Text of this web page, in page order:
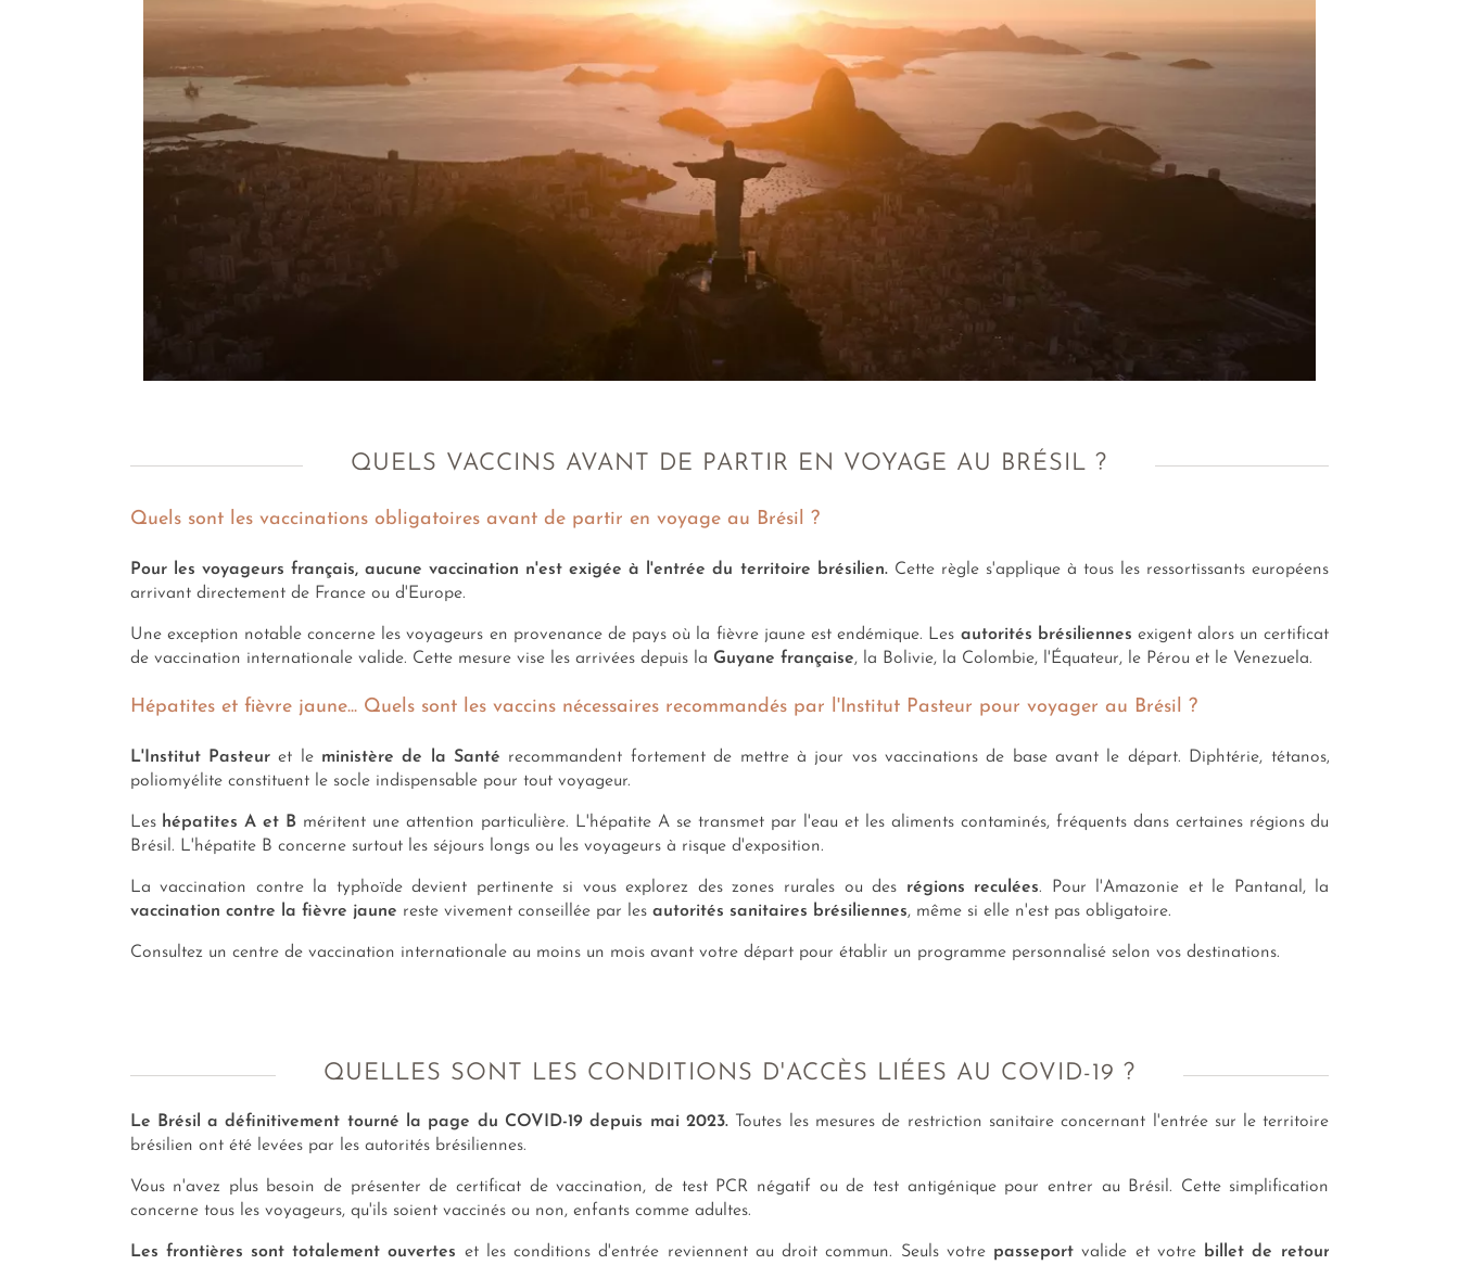
QUELS VACCINS AVANT DE PARTIR EN VOYAGE AU BRÉSIL ?
Quels sont les vaccinations obligatoires avant de partir en voyage au Brésil ?
Pour les voyageurs français, aucune vaccination n'est exigée à l'entrée du territoire brésilien.Cette règle s'applique à tous les ressortissants européens
arrivant directement de France ou d'Europe.
Une exception notable concerne les voyageurs en provenance de pays où la fièvre jaune est endémique. Les autorités brésiliennes exigent alors un certificat
de vaccination internationale valide. Cette mesure vise les arrivées depuis la Guyane française, la Bolivie, la Colombie, l'Équateur, le Pérou et le Venezuela.
Hépatites et fièvre jaune... Quels sont les vaccins nécessaires recommandés par l'Institut Pasteur pour voyager au Brésil ?
L'Institut Pasteuret le ministère de la Santé recommandent fortement de mettre à jour vos vaccinations de base avant le départ. Diphtérie, tétanos,
poliomyélite constituent le socle indispensable pour tout voyageur.
Les hépatites A et B méritent une attention particulière. L'hépatite A se transmet par l'eau et les aliments contaminés, fréquents dans certaines régions du
Brésil. L'hépatite B concerne surtout les séjours longs ou les voyageurs à risque d'exposition.
La vaccination contre la typhoïde devient pertinente si vous explorez des zones rurales ou des régions reculées. Pour l'Amazonie et le Pantanal, la
vaccination contre la fièvre jaune reste vivement conseillée par les autorités sanitaires brésiliennes, même si elle n'est pas obligatoire.
Consultez un centre de vaccination internationale au moins un mois avant votre départ pour établir un programme personnalisé selon vos destinations.
QUELLES SONT LES CONDITIONS D'ACCÈS LIÉES AU COVID-19 ?
Le Brésil a définitivement tourné la page du COVID-19 depuis mai 2023. Toutes les mesures de restriction sanitaire concernant l'entrée sur le territoire
brésilien ont été levées par les autorités brésiliennes.
Vous n'avez plus besoin de présenter de certificat de vaccination, de test PCR négatif ou de test antigénique pour entrer au Brésil. Cette simplification
concerne tous les voyageurs, qu'ils soient vaccinés ou non, enfants comme adultes.
Les frontières sont totalement ouvertes et les conditions d'entrée reviennent au droit commun. Seuls votre passeport valide et votre
billet de retour